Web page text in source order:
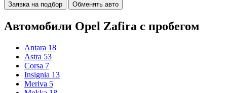
Заявка на подбор Обменять авто
Автомобили Opel Zafira с пробегом
Antara 18
Astra 53
Corsa 7
Insignia 13
Meriva 5